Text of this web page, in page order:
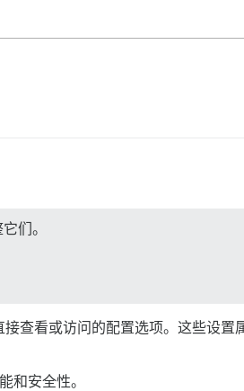
们。
查看或访问的配置选项。这些设
和安全性。